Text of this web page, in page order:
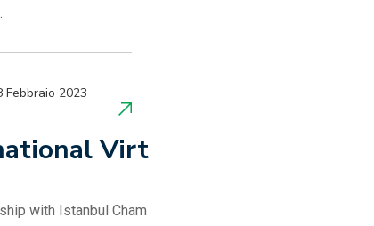
Virt
Febbraio 2023
with Istanbul Cham